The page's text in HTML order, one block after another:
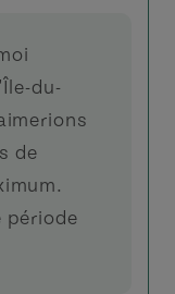
du-
de
période